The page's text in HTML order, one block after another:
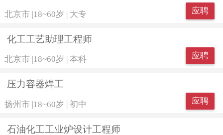
北京市 |18~60岁 | 大专 应聘
化工工艺助理工程师
北京市 18~60岁 本科 应聘
压力容器焊工
扬州市 |18~60岁 | 初中 应聘
石油化工工业炉设计工程师